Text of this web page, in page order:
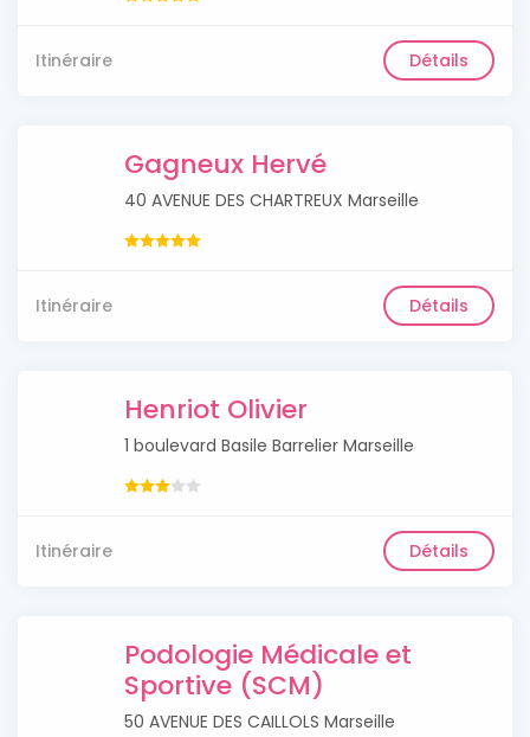
Itinéraire Détails
Gagneux Hervé
40 AVENUE DES CHARTREUX Marseille
Itinéraire Détails
Henriot Olivier
1 boulevard Basile Barrelier Marseille
Itinéraire Détails
Podologie Médicale et
Sportive (SCM)
50 AVENUE DES CAILLOLS Marseille